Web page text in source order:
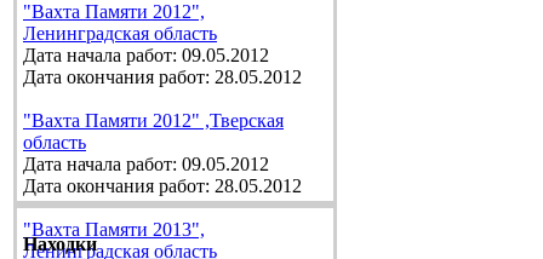
"Вахта Памяти 2012",
Ленинградская область
Дата начала работ: 09.05.2012
Дата окончания работ: 28.05.2012
"Вахта Памяти 2012" ,Тверская
область
Дата начала работ: 09.05.2012
Дата окончания работ: 28.05.2012
"Вахта Памяти 2013",
Ленинградская область
Находки